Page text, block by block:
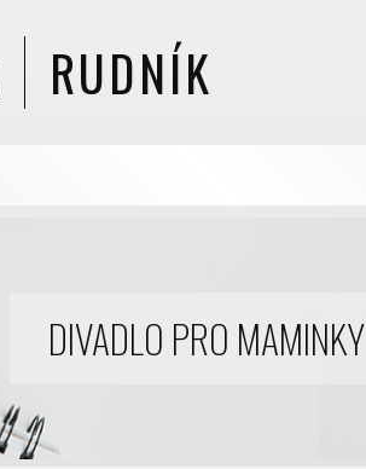
RUDNÍK
DIVADLO PRO MAMINKY